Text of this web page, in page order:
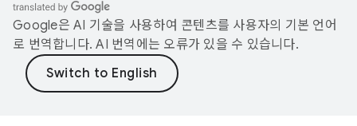
Google은 AI 기술을 사용하여 콘텐츠를 사용자의 기본 언어
로 번역합니다. AI 번역에는 오류가 있을 수 있습니다.